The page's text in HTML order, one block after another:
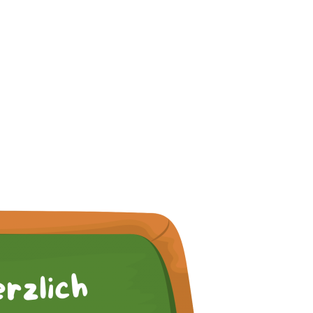
Schule Brünen
Schule Brünen!